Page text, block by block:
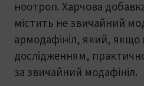
ноотроп. Харчова
містить не звичайний
армодафініл, який, якщо
дослідженням,
за звичайний модафініл.